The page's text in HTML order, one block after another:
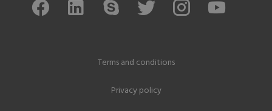
Terms and conditions
Privacy policy